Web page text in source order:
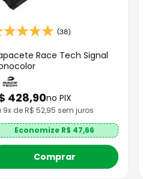
(38)
Race Tech Signal
428,90no PIX
9x de R$ 52,95 sem juros
Economize R$ 47,66
Comprar